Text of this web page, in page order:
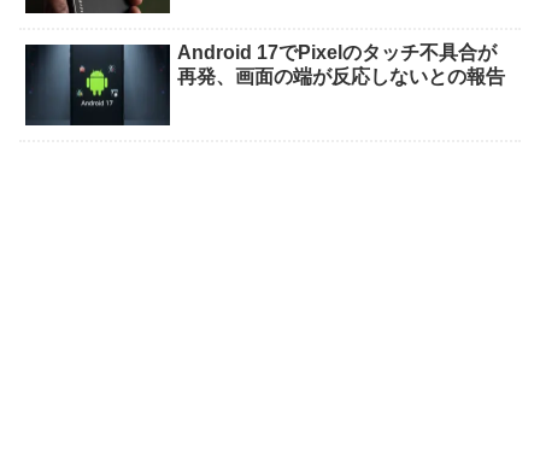
Android 17でPixelのタッチ不具合が
再発、画面の端が反応しないとの報告